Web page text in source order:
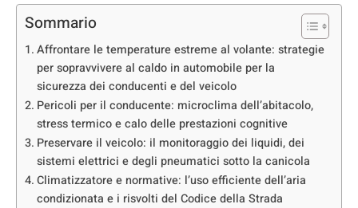
Sommario
Affrontare le temperature estreme al volante: strategie
per sopravvivere al caldo in automobile per la
sicurezza dei conducenti e del veicolo
Pericoli per il conducente: microclima dell’abitacolo,
stress termico e calo delle prestazioni cognitive
Preservare il veicolo: il monitoraggio dei liquidi, dei
sistemi elettrici e degli pneumatici sotto la canicola
Climatizzatore e normative: l’uso efficiente dell’aria
condizionata e i risvolti del Codice della Strada